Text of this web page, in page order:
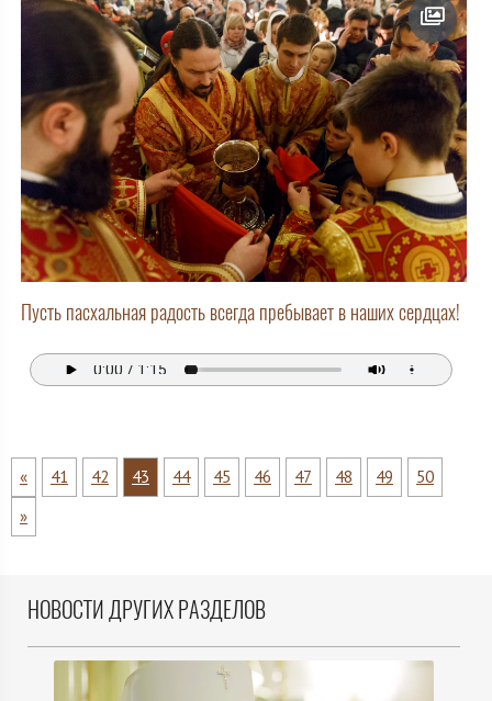
Пусть пасхальная радость всегда пребывает в наших сердцах!
« 41 42 43 44 45 46 47 48 49
50
»
НОВОСТИ ДРУГИХ РАЗДЕЛОВ